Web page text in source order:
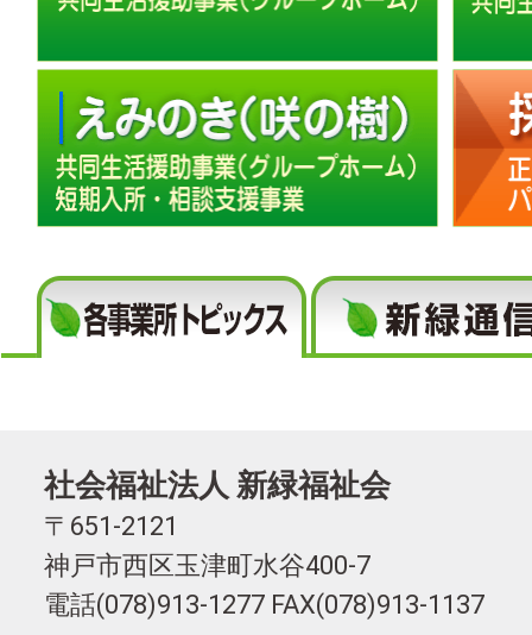
社会福祉法人 新緑福祉会
〒651-2121
神戸市西区玉津町水谷400-7
電話(078)913-1277 FAX(078)913-1137